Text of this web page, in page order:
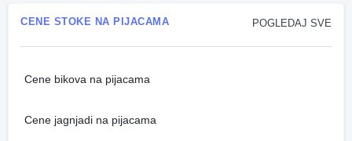
POGLEDAJ SVE
CENE STOKE NA PIJACAMA
Cene bikova na pijacama
Cene jagnjadi na pijacama